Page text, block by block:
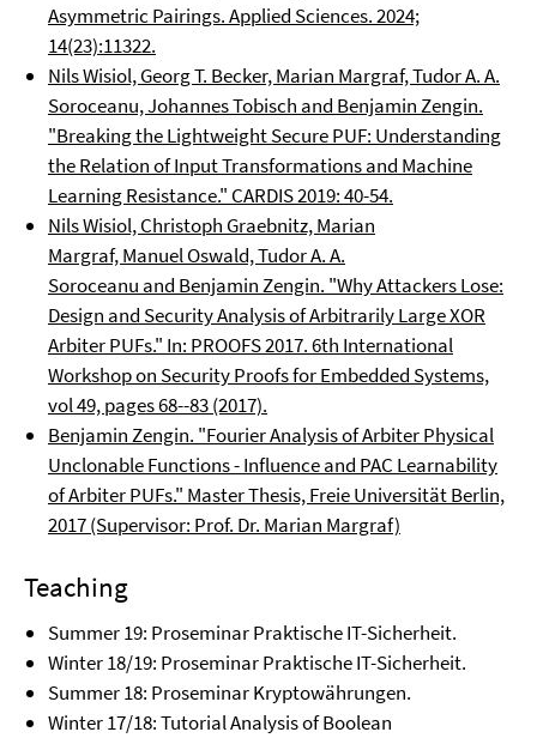
Asymmetric Pairings. Applied Sciences. 2024;
14(23):11322.
Nils Wisiol, Georg T. Becker, Marian Margraf, Tudor A. A.
Soroceanu, Johannes Tobisch and Benjamin Zengin.
"Breaking the Lightweight Secure PUF: Understanding
the Relation of Input Transformations and Machine
Learning Resistance." CARDIS 2019: 40-54.
Nils Wisiol, Christoph Graebnitz, Marian
Margraf, Manuel Oswald, Tudor A. A.
Soroceanu and Benjamin Zengin. "Why Attackers Lose:
Design and Security Analysis of Arbitrarily Large XOR
Arbiter PUFs." In: PROOFS 2017. 6th International
Workshop on Security Proofs for Embedded Systems,
vol 49, pages 68--83 (2017).
Benjamin Zengin. "Fourier Analysis of Arbiter Physical
Unclonable Functions - Influence and PAC Learnability
of Arbiter PUFs." Master Thesis, Freie Universität Berlin,
2017 (Supervisor: Prof. Dr. Marian Margraf)
Teaching
Summer 19: Proseminar Praktische IT-Sicherheit.
Winter 18/19: Proseminar Praktische IT-Sicherheit.
Summer 18: Proseminar Kryptowährungen.
Winter 17/18: Tutorial Analysis of Boolean